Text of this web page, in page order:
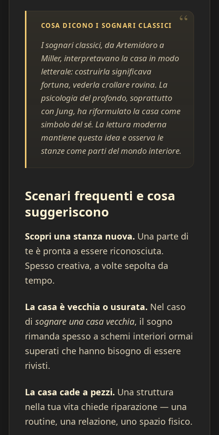
COSA DICONO I SOGNARI CLASSICI
I sognari classici, da Artemidoro a
Miller, interpretavano la casa in modo
letterale: costruirla significava
fortuna, vederla crollare rovina. La
psicologia del profondo, soprattutto
con Jung, ha riformulato la casa come
simbolo del sé. La lettura moderna
mantiene questa idea e osserva le
stanze come parti del mondo interiore.
Scenari frequenti e cosa
suggeriscono
Scopri una stanza nuova. Una parte di
te è pronta a essere riconosciuta.
Spesso creativa, a volte sepolta da
tempo.
La casa è vecchia o usurata. Nel caso
di sognare una casa vecchia, il sogno
rimanda spesso a schemi interiori ormai
superati che hanno bisogno di essere
rivisti.
La casa cade a pezzi. Una struttura
nella tua vita chiede riparazione — una
routine, una relazione, uno spazio fisico.